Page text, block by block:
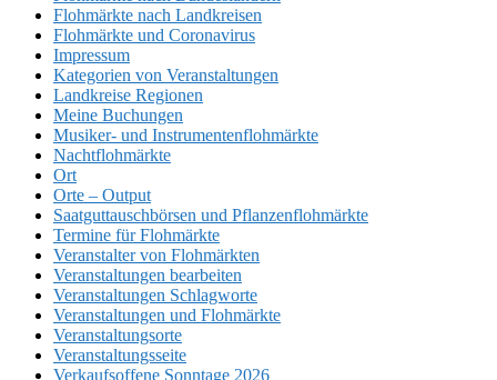
Flohmärkte nach Landkreisen
Flohmärkte und Coronavirus
Impressum
Kategorien von Veranstaltungen
Landkreise Regionen
Meine Buchungen
Musiker- und Instrumentenflohmärkte
Nachtflohmärkte
Ort
Orte – Output
Saatguttauschbörsen und Pflanzenflohmärkte
Termine für Flohmärkte
Veranstalter von Flohmärkten
Veranstaltungen bearbeiten
Veranstaltungen Schlagworte
Veranstaltungen und Flohmärkte
Veranstaltungsorte
Veranstaltungsseite
Verkaufsoffene Sonntage 2026